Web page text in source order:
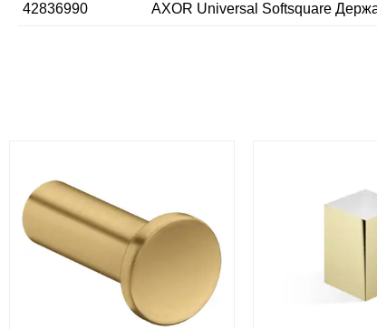
42836990 AXOR Universal Softsquare